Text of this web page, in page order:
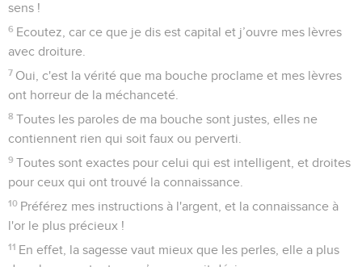
sens !
6 Ecoutez, car ce que je dis est capital et j’ouvre mes lèvres
avec droiture.
7 Oui, c'est la vérité que ma bouche proclame et mes lèvres
ont horreur de la méchanceté.
8 Toutes les paroles de ma bouche sont justes, elles ne
contiennent rien qui soit faux ou perverti.
9 Toutes sont exactes pour celui qui est intelligent, et droites
pour ceux qui ont trouvé la connaissance.
10 Préférez mes instructions à l'argent, et la connaissance à
l'or le plus précieux !
11 En effet, la sagesse vaut mieux que les perles, elle a plus